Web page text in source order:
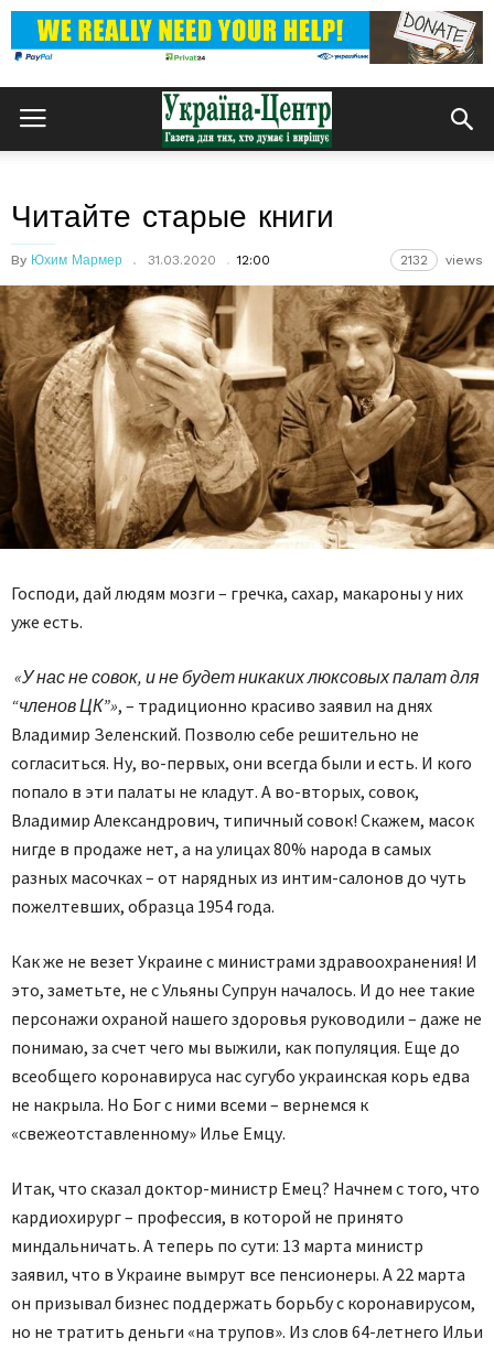
Читайте старые книги
By Юхим Мармер 31.03.2020 12:00 2132 views
Господи, дай людям мозги – гречка, сахар, макароны у них
уже есть.
«У нас не совок, и не будет никаких люксовых палат для
“членов ЦК”», – традиционно красиво заявил на днях
Владимир Зеленский. Позволю себе решительно не
согласиться. Ну, во-первых, они всегда были и есть. И кого
попало в эти палаты не кладут. А во-вторых, совок,
Владимир Александрович, типичный совок! Скажем, масок
нигде в продаже нет, а на улицах 80% народа в самых
разных масочках – от нарядных из интим-салонов до чуть
пожелтевших, образца 1954 года.
Как же не везет Украине с министрами здравоохранения! И
это, заметьте, не с Ульяны Супрун началось. И до нее такие
персонажи охраной нашего здоровья руководили – даже не
понимаю, за счет чего мы выжили, как популяция. Еще до
всеобщего коронавируса нас сугубо украинская корь едва
не накрыла. Но Бог с ними всеми – вернемся к
«свежеотставленному» Илье Емцу.
Итак, что сказал доктор-министр Емец? Начнем с того, что
кардиохирург – профессия, в которой не принято
миндальничать. А теперь по сути: 13 марта министр
заявил, что в Украине вымрут все пенсионеры. А 22 марта
он призывал бизнес поддержать борьбу с коронавирусом,
но не тратить деньги «на трупов». Из слов 64-летнего Ильи